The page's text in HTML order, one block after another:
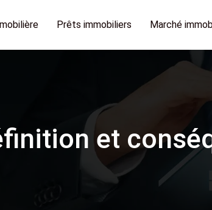
Prêts immobiliers Marché
et